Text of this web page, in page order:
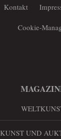
Kontakt
Cookie-
KUNST UND